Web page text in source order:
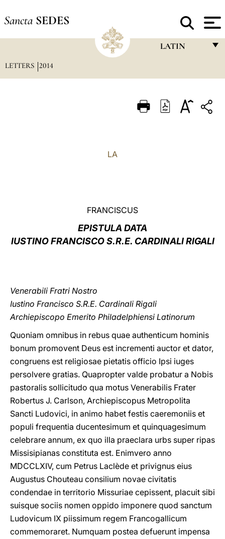
Sancta SEDES
LATIN
ITALIANO
LATINE
LETTERS 2014
LA
FRANCISCUS
EPISTULA DATA
IUSTINO FRANCISCO S.R.E. CARDINALI RIGALI
Venerabili Fratri Nostro
Iustino Francisco S.R.E. Cardinali Rigali
Archiepiscopo Emerito Philadelphiensi Latinorum
Quoniam omnibus in rebus quae authenticum hominis
bonum promovent Deus est incrementi auctor et dator,
congruens est religiosae pietatis officio Ipsi iuges
persolvere gratias. Quapropter valde probatur a Nobis
pastoralis sollicitudo qua motus Venerabilis Frater
Robertus J. Carlson, Archiepiscopus Metropolita
Sancti Ludovici, in animo habet festis caeremoniis et
populi frequentia ducentesimum et quinquagesimum
celebrare annum, ex quo illa praeclara urbs super ripas
Missisipianas constituta est. Enimvero anno
MDCCLXIV, cum Petrus Laclède et privignus eius
Augustus Chouteau consilium novae civitatis
condendae in territorio Missuriae cepissent, placuit sibi
suisque sociis nomen oppido imponere quod sanctum
Ludovicum IX piissimum regem Francogallicum
commemoraret. Numquam postea defuerunt impensa